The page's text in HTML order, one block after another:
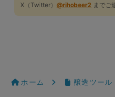
X（Twitter） @rihobeer2 までご
ホーム 醸造ツー